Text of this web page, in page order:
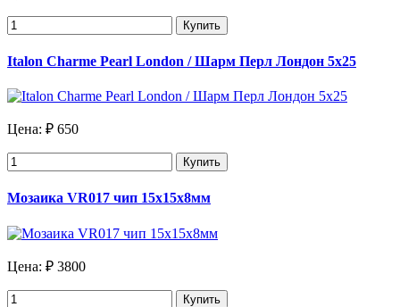
Купить
Italon Charme Pearl London / Шарм Перл Лондон 5х25
Цена: ₽ 650
Купить
Мозаика VR017 чип 15х15х8мм
Цена: ₽ 3800
Купить